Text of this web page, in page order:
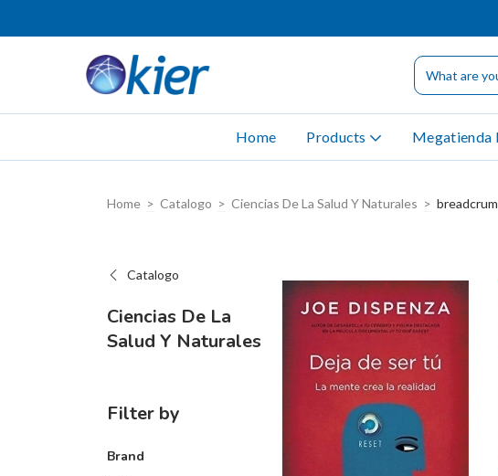
Home Products Megatienda
Home > Catalogo > Ciencias De La Salud Y Naturales >
Catalogo
Ciencias De La
Salud Y Naturales
Filter by
Brand